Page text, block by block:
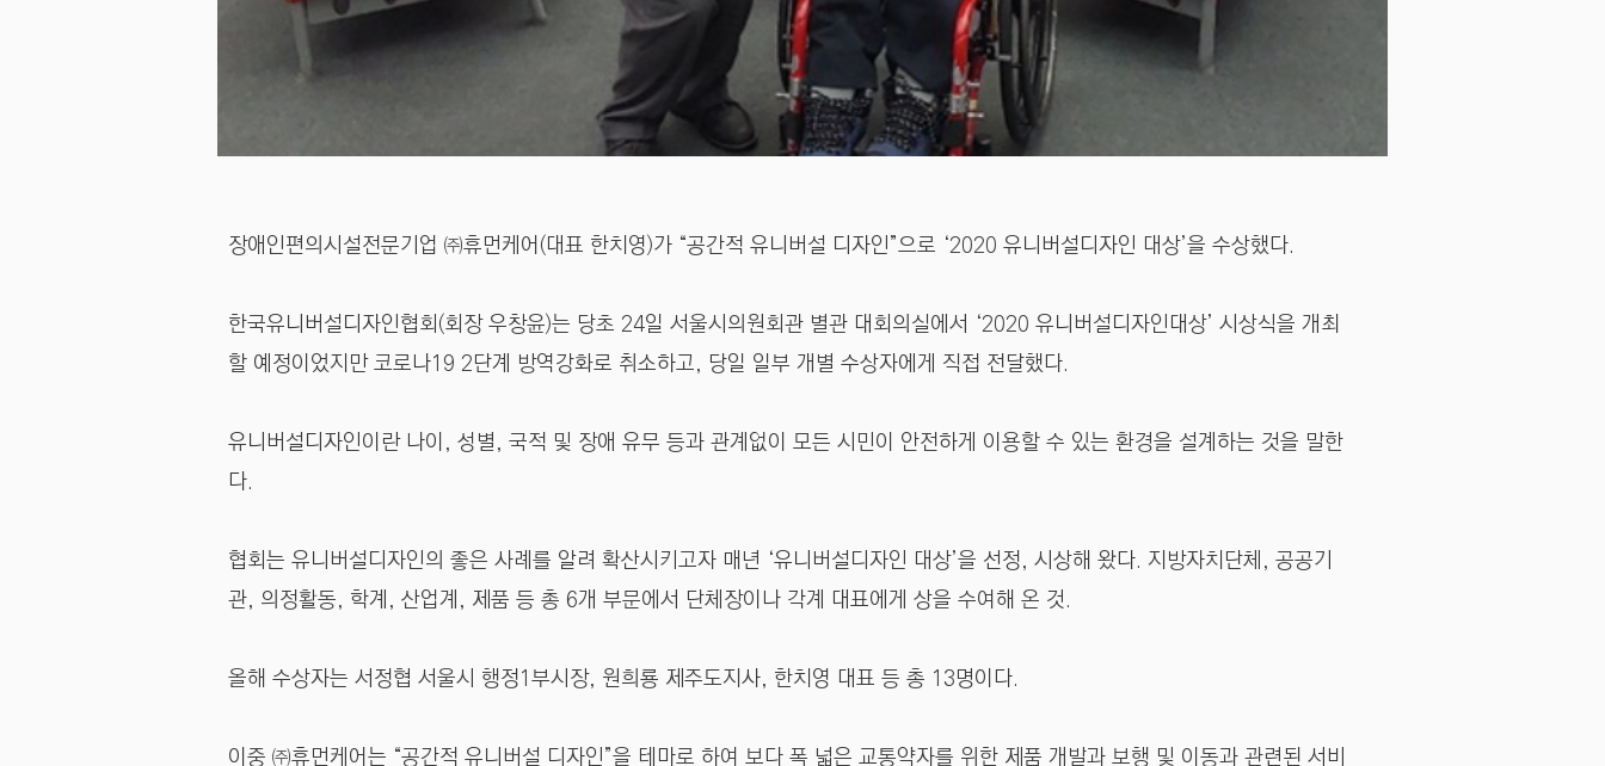
장애인편의시설전문기업 ㈜휴먼케어(대표 한치영)가 “공간적 유니버설 디자인”으로 ‘2020 유니버설디자인 대상’을 수상했다.
한국유니버설디자인협회(회장 우창윤)는 당초 24일 서울시의원회관 별관 대회의실에서 ‘2020 유니버설디자인대상’ 시상식을 개최
할 예정이었지만 코로나19 2단계 방역강화로 취소하고, 당일 일부 개별 수상자에게 직접 전달했다.
유니버설디자인이란 나이, 성별, 국적 및 장애 유무 등과 관계없이 모든 시민이 안전하게 이용할 수 있는 환경을 설계하는 것을 말한
다.
협회는 유니버설디자인의 좋은 사례를 알려 확산시키고자 매년 ‘유니버설디자인 대상’을 선정, 시상해 왔다. 지방자치단체, 공공기
관, 의정활동, 학계, 산업계, 제품 등 총 6개 부문에서 단체장이나 각계 대표에게 상을 수여해 온 것.
올해 수상자는 서정협 서울시 행정1부시장, 원희룡 제주도지사, 한치영 대표 등 총 13명이다.
이중 ㈜휴먼케어는 “공간적 유니버설 디자인”을 테마로 하여 보다 폭 넓은 교통약자를 위한 제품 개발과 보행 및 이동과 관련된 서비